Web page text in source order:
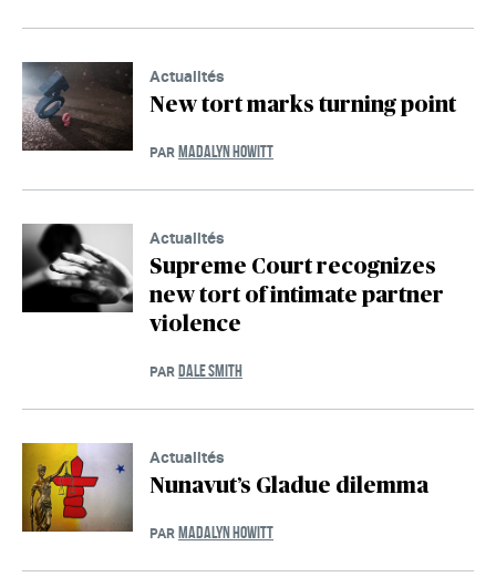
Actualités
New tort marks turning point
PAR MADALYN HOWITT
Actualités
Supreme Court recognizes
new tort of intimate partner
violence
PAR DALE SMITH
Actualités
Nunavut’s Gladue dilemma
PAR MADALYN HOWITT